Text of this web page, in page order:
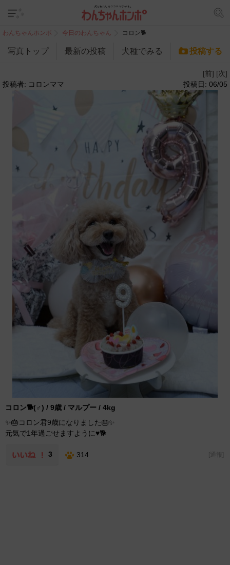
わんちゃんホンポ 今日のわんちゃん コロン🐕
写真トップ 最新の投稿 犬種でみる 投稿する
[前] [次]
投稿者: コロンママ
投稿日: 06/05
コロン🐕(♂) / 9歳 / マルプー / 4kg
✨🎂コロン君9歳になりました🎂✨
元気で1年過ごせますように♥️🐕
3 314